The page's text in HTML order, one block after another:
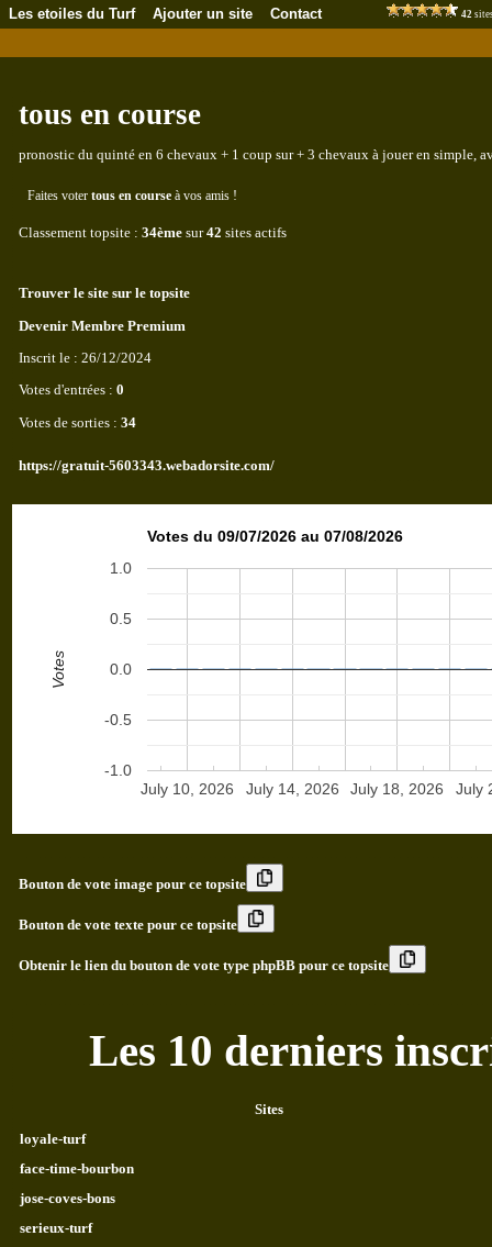
Les etoiles du Turf Ajouter un site Contact 42
tous en course
pronostic du quinté en 6 chevaux + 1 coup sur + 3 chevaux à jouer en simple,
Faites voter tous en course à vos amis !
Classement topsite : 34ème sur42 sites actifs
Trouver le site sur le topsite
Devenir Membre Premium
Inscrit le : 26/12/2024
Votes d'entrées : 0
Votes de sorties : 34
https://gratuit-5603343.webadorsite.com/
Votes du 09/07/2026 au 07/08/2026
July 10, 2026 July 14, 2026 July 18, 2026 July
-1.0
-0.5
0.0
0.5
1.0
Votes
Bouton de vote image pour ce topsite
Bouton de vote texte pour ce topsite
Obtenir le lien du bouton de vote type phpBB pour ce topsite
Les 10 derniers
Sites
loyale-turf
face-time-bourbon
jose-coves-bons
serieux-turf